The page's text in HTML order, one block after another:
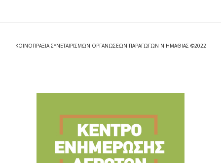
ΚΟΙΝΟΠΡΑΞΙΑ ΣΥΝΕΤΑΙΡΙΣΜΩΝ ΟΡΓΑΝΩΣΕΩΝ ΠΑΡΑΓΩΓΩΝ Ν.ΗΜΑΘΙΑΣ ©2022